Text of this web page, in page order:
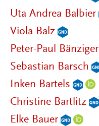
Uta Andrea Balbier
Viola Balz
Peter-Paul Bänziger
Sebastian Barsch
Inken Bartels
Christine Bartlitz
Elke Bauer